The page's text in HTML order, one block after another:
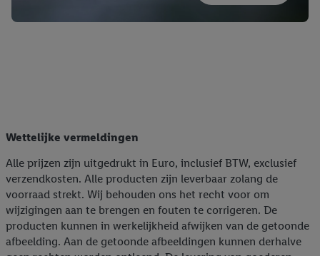
Wettelijke vermeldingen
Alle prijzen zijn uitgedrukt in Euro, inclusief BTW, exclusief
verzendkosten. Alle producten zijn leverbaar zolang de
voorraad strekt. Wij behouden ons het recht voor om
wijzigingen aan te brengen en fouten te corrigeren. De
producten kunnen in werkelijkheid afwijken van de getoonde
afbeelding. Aan de getoonde afbeeldingen kunnen derhalve